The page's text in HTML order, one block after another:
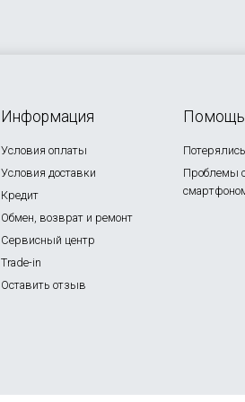
Информация
Условия оплаты
Условия доставки
Кредит
Обмен, возврат и ремонт
Сервисный центр
Trade-in
Оставить отзыв
Помощь
Проблемы